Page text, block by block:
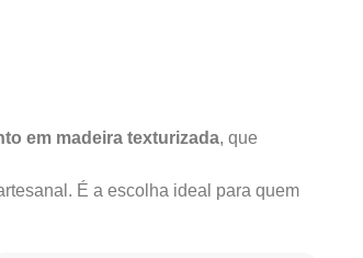
em madeira texturizada, que
É a escolha ideal para quem